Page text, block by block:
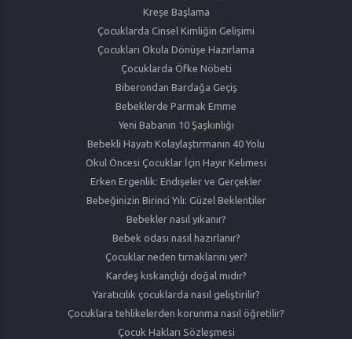
Kreşe Başlama
Çocuklarda Cinsel Kimliğin Gelişimi
Çocukları Okula Dönüşe Hazırlama
Çocuklarda Öfke Nöbeti
Biberondan Bardağa Geçiş
Bebeklerde Parmak Emme
Yeni Babanın 10 Şaşkınlığı
Bebekli Hayatı Kolaylaştırmanın 40 Yolu
Okul Öncesi Çocuklar İçin Hayır Kelimesi
Erken Ergenlik: Endişeler ve Gerçekler
Bebeğinizin Birinci Yılı: Güzel Beklentiler
Bebekler nasıl yıkanır?
Bebek odası nasıl hazırlanır?
Çocuklar neden tırnaklarını yer?
Kardeş kıskançlığı doğal mıdır?
Yaratıcılık çocuklarda nasıl geliştirilir?
Çocuklara tehlikelerden korunma nasıl öğretilir?
Çocuk Hakları Sözleşmesi